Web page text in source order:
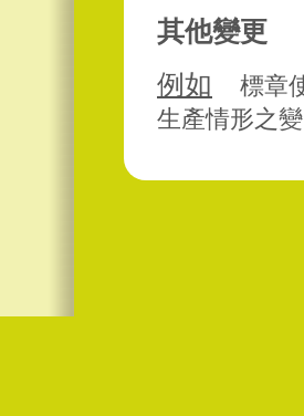
其他變更
例如
標章
生產情形之